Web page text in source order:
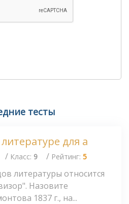
тесты
для а
/ Класс: 9 / Рейтинг: 5
литературы относится
Назовите
1837 г., на...